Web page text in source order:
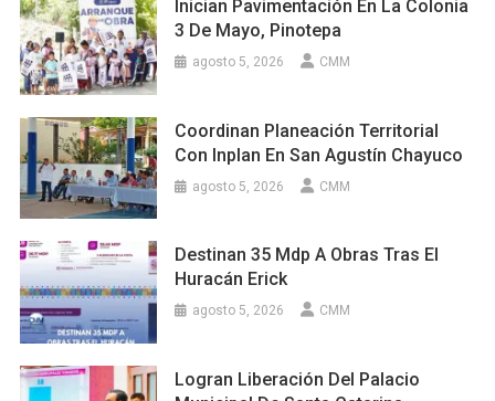
Inician Pavimentación En La Colonia
3 De Mayo, Pinotepa
agosto 5, 2026 CMM
Coordinan Planeación Territorial
Con Inplan En San Agustín Chayuco
agosto 5, 2026 CMM
Destinan 35 Mdp A Obras Tras El
Huracán Erick
agosto 5, 2026 CMM
Logran Liberación Del Palacio